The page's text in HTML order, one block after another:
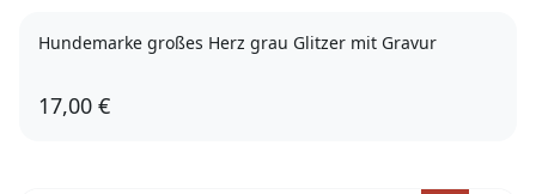
Hundemarke großes Herz grau Glitzer mit Gravur
17,00 €